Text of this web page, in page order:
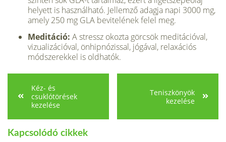
helyett is használható. Jellemző adagja napi 3000 mg,
amely 250 mg GLA bevitelének felel meg.
Meditáció: A stressz okozta görcsök meditációval,
vizualizációval, önhipnózissal, jógával, relaxációs
módszerekkel is oldhatók.
Kéz- és
csuklótörések
kezelése
Teniszkönyök
kezelése
Kapcsolódó cikkek